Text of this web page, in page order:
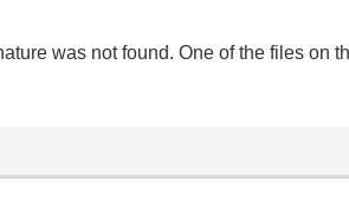
was not found. One of the files on